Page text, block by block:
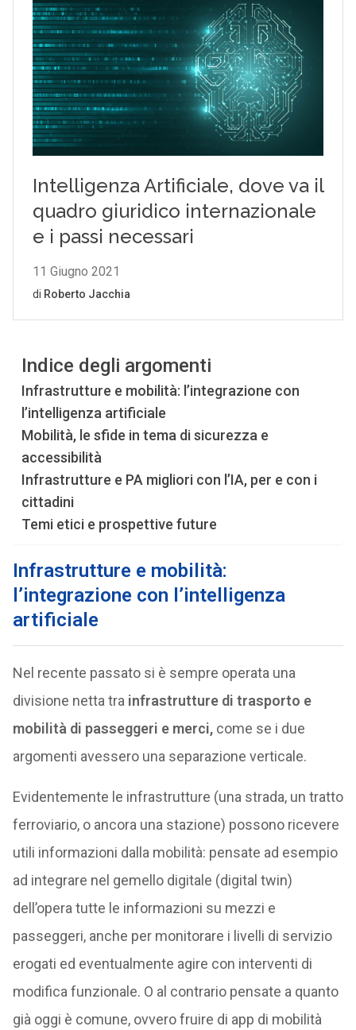
Indice degli argomenti
Infrastrutture e mobilità: l’integrazione con
l’intelligenza artificiale
Mobilità, le sfide in tema di sicurezza e
accessibilità
Infrastrutture e PA migliori con l’IA, per e con i
cittadini
Temi etici e prospettive future
Infrastrutture e mobilità:
l’integrazione con l’intelligenza
artificiale
Nel recente passato si è sempre operata una
divisione netta tra infrastrutture di trasporto e
mobilità di passeggeri e merci,come se i due
argomenti avessero una separazione verticale.
Evidentemente le infrastrutture (una strada, un tratto
ferroviario, o ancora una stazione) possono ricevere
utili informazioni dalla mobilità: pensate ad esempio
ad integrare nel gemello digitale (digital twin)
dell’opera tutte le informazioni su mezzi e
passeggeri, anche per monitorare i livelli di servizio
erogati ed eventualmente agire con interventi di
modifica funzionale. O al contrario pensate a quanto
già oggi è comune, ovvero fruire di app di mobilità